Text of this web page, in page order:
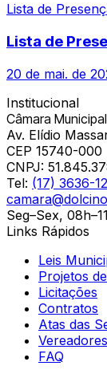
Lista de
Lista de
20 de mai. de
Institucional
Câmara
Av. Elídio
CEP 15740-000
CNPJ:
Tel: (17) 3636-
Seg–Sex,
Links Rápidos
Leis
Projetos
Licitações
Contratos
Atas das
Vereadores
FAQ